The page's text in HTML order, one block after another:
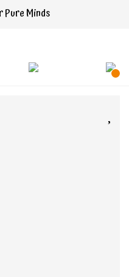
Pure Minds